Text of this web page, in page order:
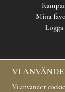
Mina
VI
Vi använder